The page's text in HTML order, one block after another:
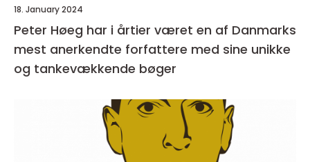
18. January 2024
Peter Høeg har i årtier været en af Danmarks
mest anerkendte forfattere med sine unikke
og tankevækkende bøger